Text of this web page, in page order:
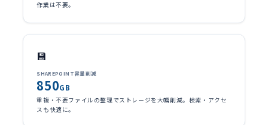
作業は不要。
💾
SHAREPOINT容量削減
850GB
重複・不要ファイルの整理でストレージを大幅削減。検索・アクセ
スも快適に。